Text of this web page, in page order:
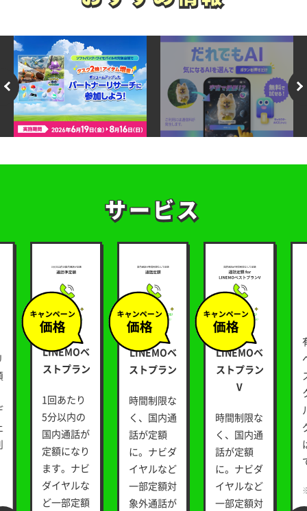
サービス
サービス
対象：
LINEMOベ
ストプラン
1回あたり
5分以内の
国内通話が
定額になり
ます。ナビ
ダイヤルな
ど一部定額
対象：
LINEMOベ
ストプラン
時間制限な
く、国内通
話が定額
に。ナビダ
イヤルなど
一部定額対
象外通話が
対象：
LINEMOベ
ストプラン
V
時間制限な
く、国内通
話が定額
に。ナビダ
イヤルなど
一部定額対